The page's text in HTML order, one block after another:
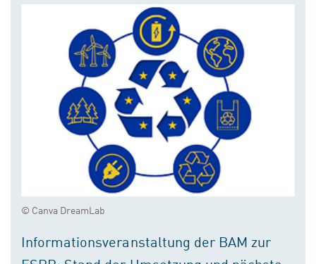
© Canva DreamLab
Informationsveranstaltung der BAM zur